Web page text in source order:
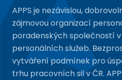
APPS je nezávislou,
zájmovou organizací
poradenských společností
personálních služeb.
vytváření podmínek pro
trhu pracovních sil v ČR.